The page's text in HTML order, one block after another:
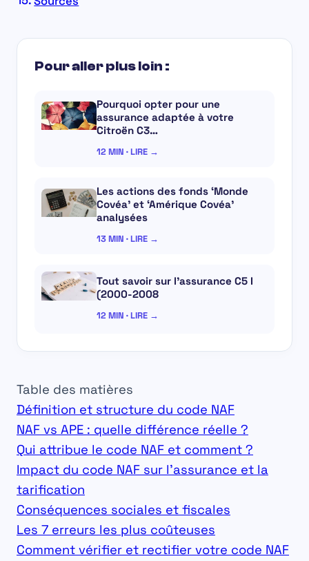
Pour aller plus loin :
Pourquoi opter pour une
assurance adaptée à votre
Citroën C3…
12 MIN · LIRE →
Les actions des fonds ‘Monde
Covéa’ et ‘Amérique Covéa’
analysées
13 MIN · LIRE →
Tout savoir sur l’assurance C5 I
(2000-2008
12 MIN · LIRE →
Table des matières
Définition et structure du code NAF
NAF vs APE : quelle différence réelle ?
Qui attribue le code NAF et comment ?
Impact du code NAF sur l’assurance et la
tarification
Conséquences sociales et fiscales
Les 7 erreurs les plus coûteuses
Comment vérifier et rectifier votre code NAF